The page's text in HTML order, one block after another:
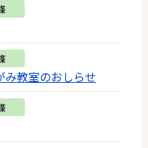
み教室のおしらせ